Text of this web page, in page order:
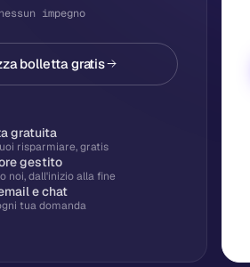
impegno
bolletta gratis
gratuita
risparmiare, gratis
gestito
noi, dall'inizio alla fine
e chat
tua domanda